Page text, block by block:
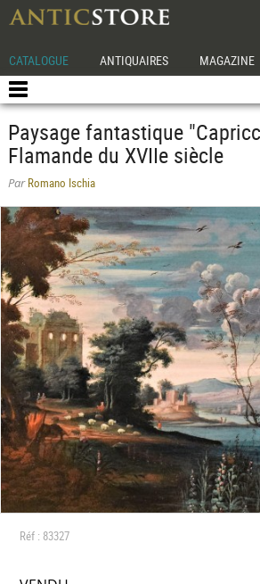
CATALOGUE ANTIQUAIRES MAGAZINE
Paysage fantastique
Flamande du XVIIe siècle
ParRomano Ischia
Réf : 83327